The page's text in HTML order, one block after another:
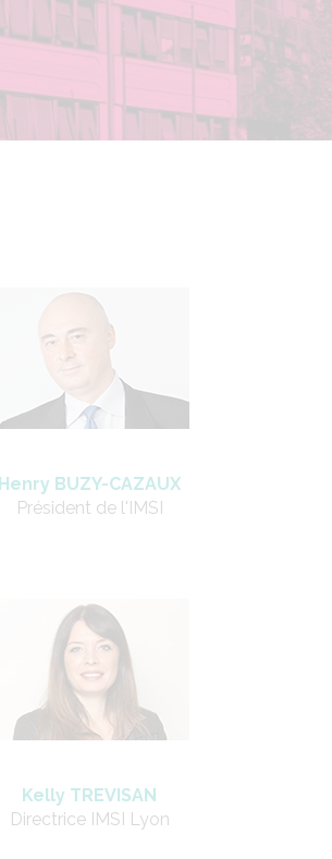
Henry BUZY-CAZAUX
Président de l'IMSI
Kelly TREVISAN
Directrice IMSI Lyon